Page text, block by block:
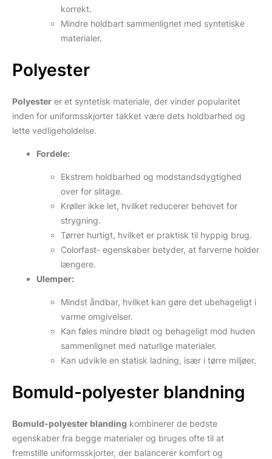
korrekt.
Mindre holdbart sammenlignet med syntetiske
materialer.
Polyester
Polyester er et syntetisk materiale, der vinder popularitet
inden for uniformsskjorter takket være dets holdbarhed og
lette vedligeholdelse.
Fordele:
Ekstrem holdbarhed og modstandsdygtighed
over for slitage.
Krøller ikke let, hvilket reducerer behovet for
strygning.
Tørrer hurtigt, hvilket er praktisk til hyppig brug.
Colorfast- egenskaber betyder, at farverne holder
længere.
Ulemper:
Mindst åndbar, hvilket kan gøre det ubehageligt i
varme omgivelser.
Kan føles mindre blødt og behageligt mod huden
sammenlignet med naturlige materialer.
Kan udvikle en statisk ladning, især i tørre miljøer.
Bomuld-polyester blandning
Bomuld-polyester blanding kombinerer de bedste
egenskaber fra begge materialer og bruges ofte til at
fremstille uniformsskjorter, der balancerer komfort og